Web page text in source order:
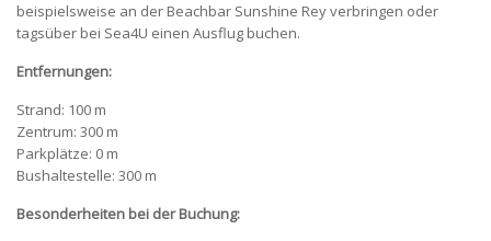
beispielsweise an der Beachbar Sunshine Rey verbringen oder
tagsüber bei Sea4U einen Ausflug buchen.
Entfernungen:
Strand: 100 m
Zentrum: 300 m
Parkplätze: 0 m
Bushaltestelle: 300 m
Besonderheiten bei der Buchung: